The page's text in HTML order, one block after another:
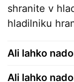
shranite v
hladilniku
Ali lahko
Ali lahko